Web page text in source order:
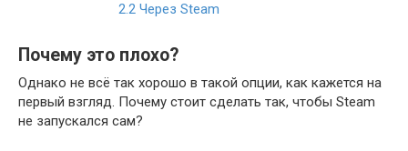
2.2 Через Steam
Почему это плохо?
Однако не всё так хорошо в такой опции, как кажется на
первый взгляд. Почему стоит сделать так, чтобы Steam
не запускался сам?